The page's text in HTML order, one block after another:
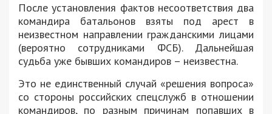
После установления фактов несоответствия два
командира батальонов взяты под арест в
неизвестном направлении гражданскими лицами
(вероятно сотрудниками ФСБ). Дальнейшая
судьба уже бывших командиров – неизвестна.
Это не единственный случай «решения вопроса»
со стороны российских спецслужб в отношении
командиров, по разным причинам попавших в